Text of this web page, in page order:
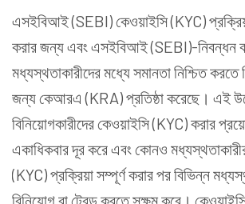
এসইবিআই (SEBI) কেওয়াইসি (KYC)
করার জন্য এবং এসইবিআই (SEBI)-নিবন্ধন
মধ্যস্থতাকারীদের মধ্যে সমানতা নিশ্চিত করতে
জন্য কেআরএ (KRA) প্রতিষ্ঠা করেছে। এই
বিনিয়োগকারীদের কেওয়াইসি (KYC) করার
একাধিকবার দূর করে এবং কোনও
(KYC) প্রক্রিয়া সম্পূর্ণ করার পর বিভিন্ন
বিনিয়োগ বা ট্রেড করতে সক্ষম করে।